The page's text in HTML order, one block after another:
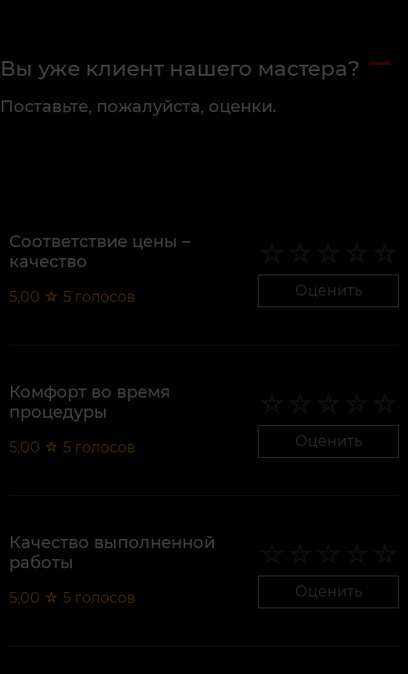
Вы уже клиент нашего мастера?
Поставьте, пожалуйста, оценки.
Соответствие цены –
качество
5,00 ☆ 5 голосов Оценить
Комфорт во время
процедуры
5,00 ☆ 5 голосов Оценить
Качество выполненной
работы
5,00 ☆ 5 голосов Оценить